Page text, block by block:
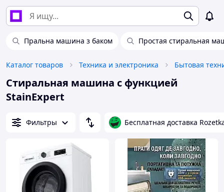
Пральна машина з баком Простая стиральная
Каталог товаров Техника и электроника Бытовая
Стиральная машина с функцией
StainExpert
Фильтры Бесплатная доставка